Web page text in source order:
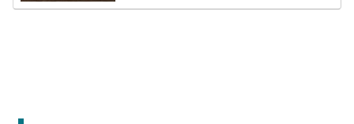
【困った】と【トラブル】困りごとト...